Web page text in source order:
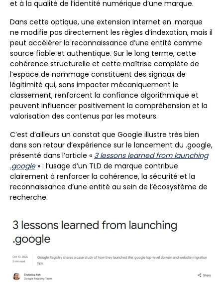
et à la qualité de l’identité numérique d’une marque.
Dans cette optique, une extension internet en .marque
ne modifie pas directement les règles d’indexation, mais il
peut accélérer la reconnaissance d’une entité comme
source fiable et authentique. Sur le long terme, cette
cohérence structurelle et cette maîtrise complète de
l’espace de nommage constituent des signaux de
légitimité qui, sans impacter mécaniquement le
classement, renforcent la confiance algorithmique et
peuvent influencer positivement la compréhension et la
valorisation des contenus par les moteurs.
C’est d’ailleurs un constat que Google illustre très bien
dans son retour d’expérience sur le lancement du .google,
présenté dans l’article « 3 lessons learned from launching
.google» : l’usage d’un TLD de marque contribue
clairement à renforcer la cohérence, la sécurité et la
reconnaissance d’une entité au sein de l’écosystème de
recherche.